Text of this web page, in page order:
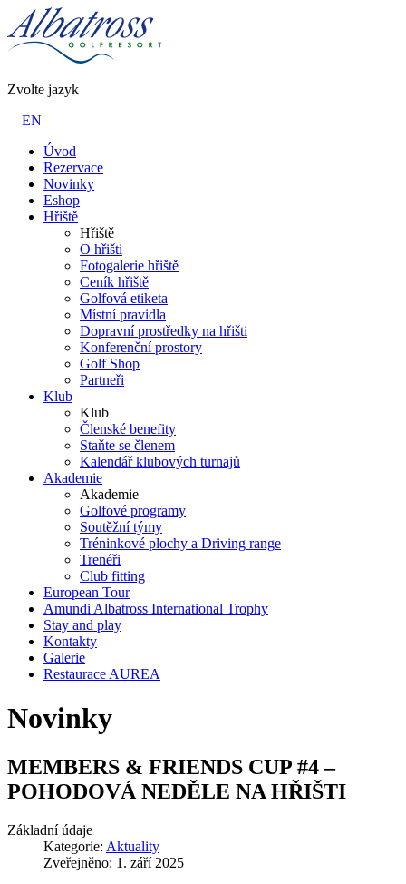
Zvolte jazyk
EN
Úvod
Rezervace
Novinky
Eshop
Hřiště
Hřiště
O hřišti
Fotogalerie hřiště
Ceník hřiště
Golfová etiketa
Místní pravidla
Dopravní prostředky na hřišti
Konferenční prostory
Golf Shop
Partneři
Klub
Klub
Členské benefity
Staňte se členem
Kalendář klubových turnajů
Akademie
Akademie
Golfové programy
Soutěžní týmy
Tréninkové plochy a Driving range
Trenéři
Club fitting
European Tour
Amundi Albatross International Trophy
Stay and play
Kontakty
Galerie
Restaurace AUREA
Novinky
MEMBERS & FRIENDS CUP #4 –
POHODOVÁ NEDĚLE NA HŘIŠTI
Základní údaje
Kategorie: Aktuality
Zveřejněno: 1. září 2025